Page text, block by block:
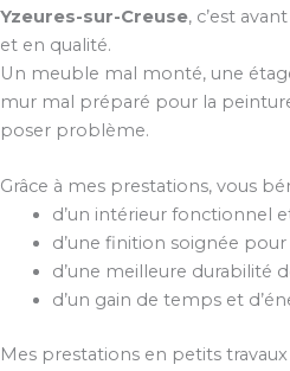
Yzeures-sur-Creuse, c’est
et en qualité.
Un meuble mal monté, une
mur mal préparé pour la
poser problème.
Grâce à mes prestations, vous
d’un intérieur fonctionnel
d’une finition soignée
d’une meilleure durabilité
d’un gain de temps et
Mes prestations en petits travaux